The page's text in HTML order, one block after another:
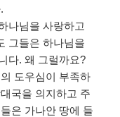
.
나님을 사랑하고
그들은 하나님을
다.왜 그럴까요?
도우심이 부족하
국을 의지하고 주
들은 가나안 땅에 들